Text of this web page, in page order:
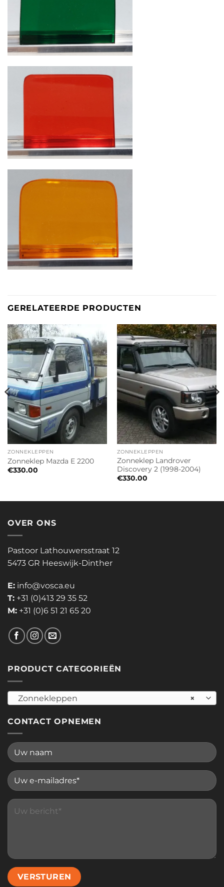
GERELATEERDE PRODUCTEN
ZONNEKLEPPEN
Zonneklep Mazda E 2200
€330.00
ZONNEKLEPPEN
Zonneklep Landrover
Discovery 2 (1998-2004)
€330.00
OVER ONS
Pastoor Lathouwersstraat 12
5473 GR Heeswijk-Dinther
E: info@vosca.eu
T: +31 (0)413 29 35 52
M: +31 (0)6 51 21 65 20
PRODUCT CATEGORIEËN
×
Zonnekleppen
CONTACT OPNEMEN
Please leave this field empty.